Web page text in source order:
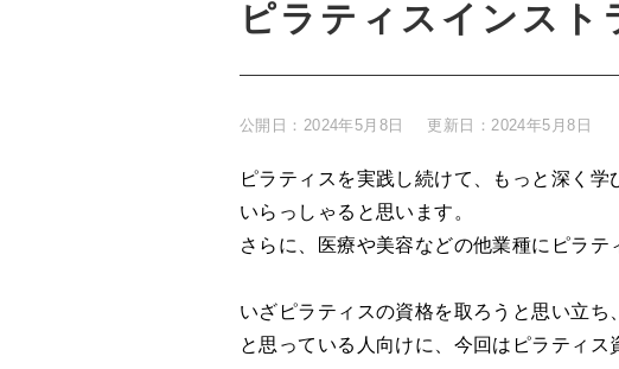
ピラティスインスト
公開日： 2024年5月8日 更新日： 2024年5月8日
ピラティスを実践し続けて、もっと深く
いらっしゃると思います。
さらに、医療や美容などの他業種にピラ
いざピラティスの資格を取ろうと思い立
と思っている人向けに、今回はピラティ